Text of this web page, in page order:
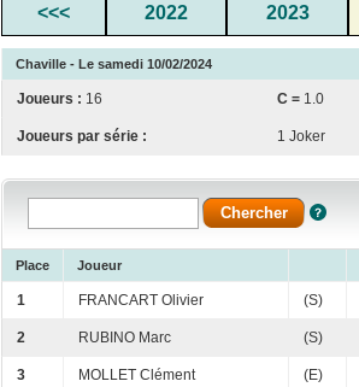
<<< 2022 2023
Chaville - Le samedi 10/02/2024
Joueurs : 16 C = 1.0
Joueurs par série : 1 Joker
Place Joueur
1 FRANCART Olivier (S)
2 RUBINO Marc (S)
3 MOLLET Clément (E)